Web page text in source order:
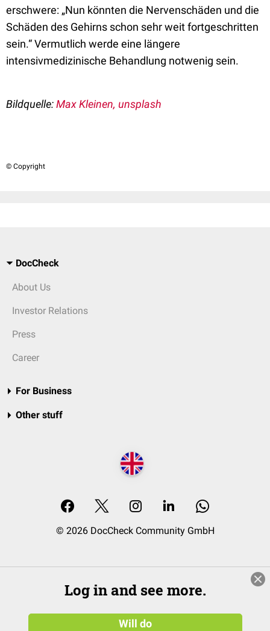
erschwere: „Nun könnten die Nervenschäden und die
Schäden des Gehirns schon sehr weit fortgeschritten
sein.“ Vermutlich werde eine längere
intensivmedizinische Behandlung notwenig sein.
Bildquelle:Max Kleinen, unsplash
© Copyright
DocCheck
About Us
Investor Relations
Press
Career
For Business
Other stuff
© 2026 DocCheck Community GmbH
Log in and see more.
Will do